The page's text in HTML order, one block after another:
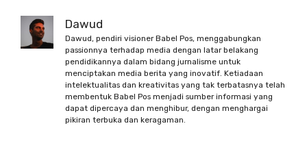
Dawud
Dawud, pendiri visioner Babel Pos, menggabungkan
passionnya terhadap media dengan latar belakang
pendidikannya dalam bidang jurnalisme untuk
menciptakan media berita yang inovatif. Ketiadaan
intelektualitas dan kreativitas yang tak terbatasnya telah
membentuk Babel Pos menjadi sumber informasi yang
dapat dipercaya dan menghibur, dengan menghargai
pikiran terbuka dan keragaman.